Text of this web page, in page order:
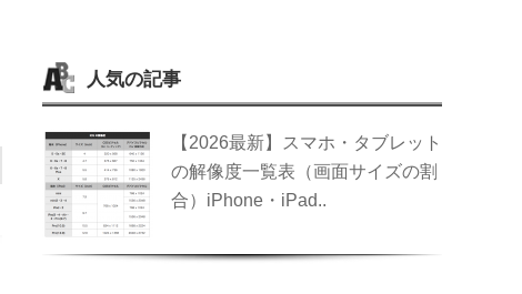
人気の記事
【2026最新】スマホ・タブレット
の解像度一覧表（画面サイズの割
合）iPhone・iPad..